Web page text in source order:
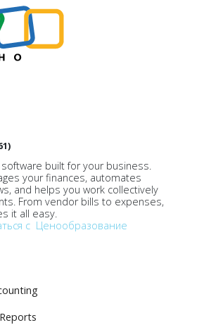
software built for your business.
your finances, automates
and helps you work collectively
From vendor bills to expenses,
it all easy.
с Ценообразование